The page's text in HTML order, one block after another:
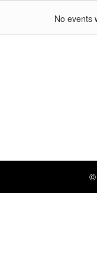
No events
©